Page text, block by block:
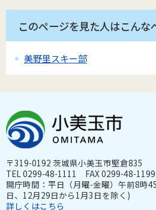
このページを見た人はこん
美野里スキー部
〒319-0192 茨城県小美玉市堅倉835
TEL 0299-48-1111 FAX 0299-48-1199
開庁時間：平日（月曜-金曜）午前8時
日、12月29日から1月3日を除く)
詳しくはこちら